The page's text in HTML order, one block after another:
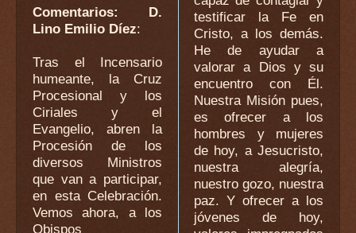
Comentarios: D.
Lino Emilio Díez:
Tras el Incensario
humeante, la Cruz
Procesional y los
Ciriales y el
Evangelio, abren la
Procesión de los
diversos Ministros
que van a participar,
en esta Celebración.
Vemos ahora, a los
Obispos
testificar la Fe en
Cristo, a los demás.
He de ayudar a
valorar a Dios y su
encuentro con Él.
Nuestra Misión pues,
es ofrecer a los
hombres y mujeres
de hoy, a Jesucristo,
nuestra alegría,
nuestro gozo, nuestra
paz. Y ofrecer a los
jóvenes de hoy,